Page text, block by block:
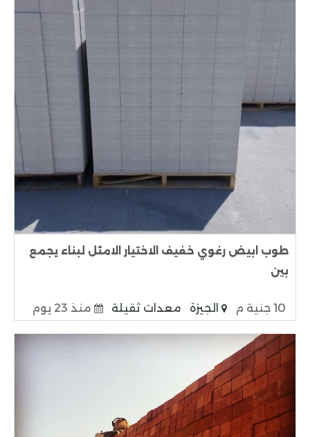
طوب ابيض رغوي خفيف الاختيار الامثل لبناء يجمع
بين
10 جنية م الجيزة معدات ثقيلة منذ 23 يوم